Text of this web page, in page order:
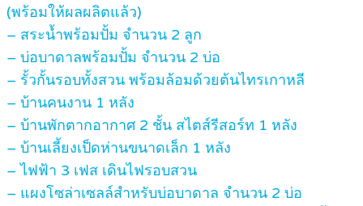
(พร้อมให้ผลผลิตแล้ว)
– สระน้ำพร้อมปั้ม จำนวน 2 ลูก
– บ่อบาดาลพร้อมปั้ม จำนวน 2 บ่อ
– รั้วกั้นรอบทั้งสวน พร้อมล้อมด้วยต้นไทรเกาหลี
– บ้านคนงาน 1 หลัง
– บ้านพักตากอากาศ 2 ชั้น สไตส์รีสอร์ท 1 หลัง
– บ้านเลี้ยงเป็ดห่านขนาดเล็ก 1 หลัง
– ไฟฟ้า 3 เฟส เดินไฟรอบสวน
– แผงโซล่าเซลล์สำหรับบ่อบาดาล จำนวน 2 บ่อ